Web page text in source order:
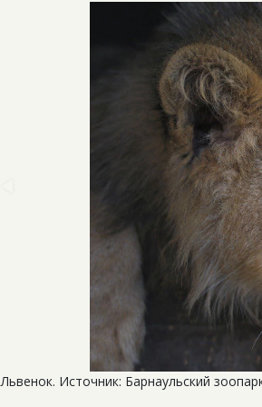
Львенок. Источник: Барнаульский